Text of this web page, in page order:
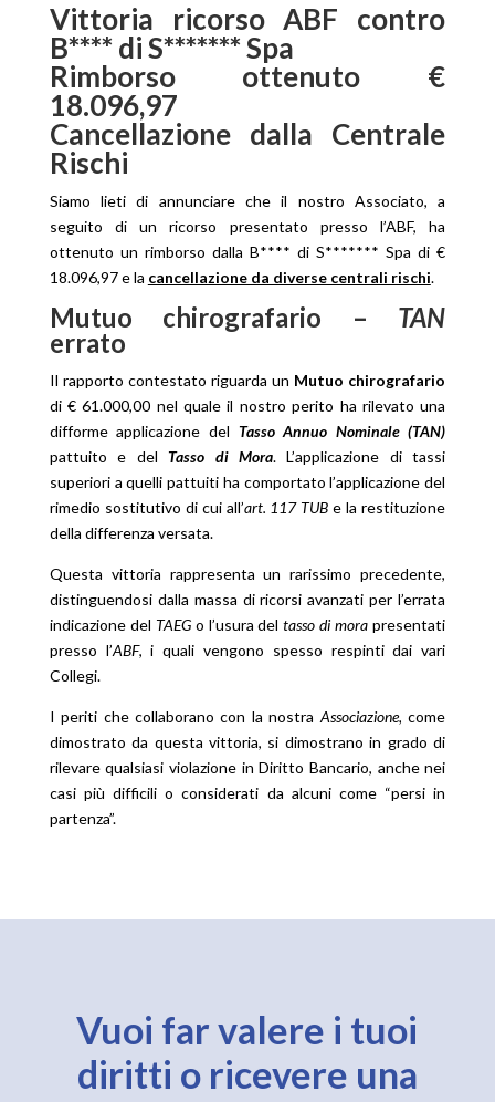
Vittoria ricorso ABF contro
B**** di S******* Spa
Rimborso ottenuto €
18.096,97
Cancellazione dalla Centrale
Rischi
Siamo lieti di annunciare che il nostro Associato, a
seguito di un ricorso presentato presso l’ABF, ha
ottenuto un rimborso dalla B**** di S******* Spa di €
18.096,97 e la cancellazione da diverse centrali rischi.
Mutuo chirografario – TAN
errato
Il rapporto contestato riguarda un Mutuo chirografario
di € 61.000,00 nel quale il nostro perito ha rilevato una
difforme applicazione del Tasso Annuo Nominale (TAN)
pattuito e delTasso di Mora. L’applicazione di tassi
superiori a quelli pattuiti ha comportato l’applicazione del
rimedio sostitutivo di cui all’art. 117 TUB e la restituzione
della differenza versata.
Questa vittoria rappresenta un rarissimo precedente,
distinguendosi dalla massa di ricorsi avanzati per l’errata
indicazione del TAEG o l’usura deltasso di mora presentati
presso l’ABF, i quali vengono spesso respinti dai vari
Collegi.
I periti che collaborano con la nostra Associazione,come
dimostrato da questa vittoria, si dimostrano in grado di
rilevare qualsiasi violazione in Diritto Bancario, anche nei
casi più difficili o considerati da alcuni come “persi in
partenza”.
Vuoi far valere i tuoi
diritti o ricevere una